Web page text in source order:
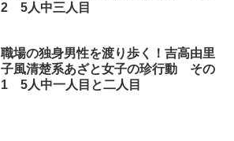
2 5人中三人目
職場の独身男性を渡り歩く！吉高由里
子風清楚系あざと女子の珍行動 その
1 5人中一人目と二人目